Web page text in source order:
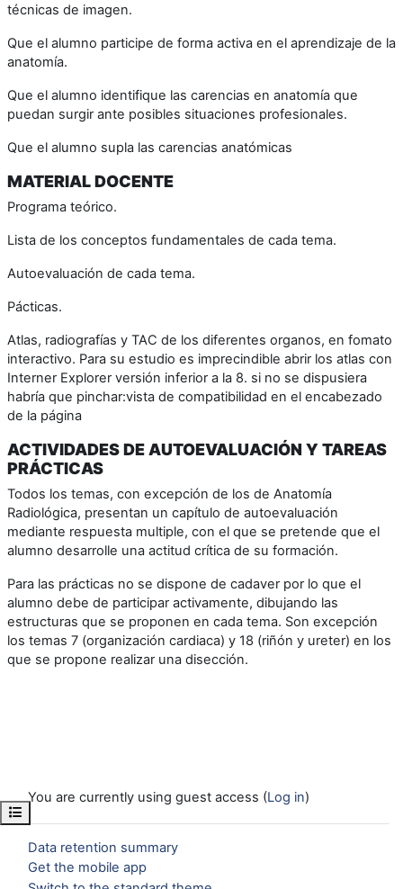
Open course index
técnicas de imagen.
Que el alumno participe de forma activa en el aprendizaje de la
anatomía.
Que el alumno identifique las carencias en anatomía que
puedan surgir ante posibles situaciones profesionales.
Que el alumno supla las carencias anatómicas
MATERIAL DOCENTE
Programa teórico.
Lista de los conceptos fundamentales de cada tema.
Autoevaluación de cada tema.
Pácticas.
Atlas, radiografías y TAC de los diferentes organos, en fomato
interactivo. Para su estudio es imprecindible abrir los atlas con
Interner Explorer versión inferior a la 8. si no se dispusiera
habría que pinchar:vista de compatibilidad en el encabezado
de la página
ACTIVIDADES DE AUTOEVALUACIÓN Y TAREAS
PRÁCTICAS
Todos los temas, con excepción de los de Anatomía
Radiológica, presentan un capítulo de autoevaluación
mediante respuesta multiple, con el que se pretende que el
alumno desarrolle una actitud crítica de su formación.
Para las prácticas no se dispone de cadaver por lo que el
alumno debe de participar activamente, dibujando las
estructuras que se proponen en cada tema. Son excepción
los temas 7 (organización cardiaca) y 18 (riñón y ureter) en los
que se propone realizar una disección.
You are currently using guest access (Log in)
Data retention summary
Get the mobile app